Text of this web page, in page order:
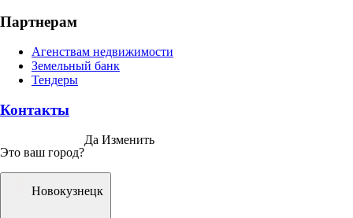
Партнерам
Агенствам недвижимости
Земельный банк
Тендеры
Контакты
Это ваш город?
Да Изменить
Новокузнецк